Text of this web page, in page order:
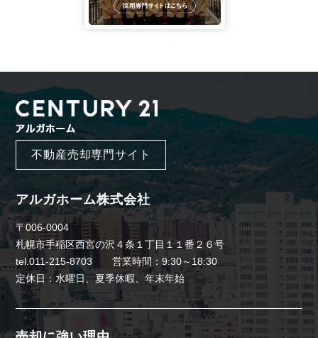
不動産売却専門サイト
アルガホーム株式会社
〒006-0004
札幌市手稲区西宮の沢４条１丁目１１番２６号
tel.011-215-8703 営業時間：9:30～18:30
定休日：水曜日、夏季休暇、年末年始